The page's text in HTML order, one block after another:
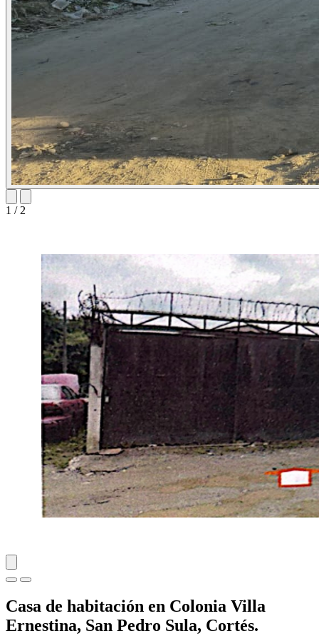
1 / 2
Casa de habitación en Colonia Villa
Ernestina, San Pedro Sula, Cortés.